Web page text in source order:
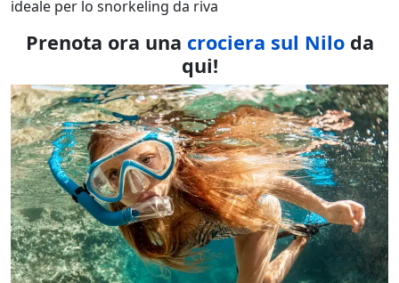
ideale per lo snorkeling da riva
Prenota ora una crociera sul Niloda
qui!